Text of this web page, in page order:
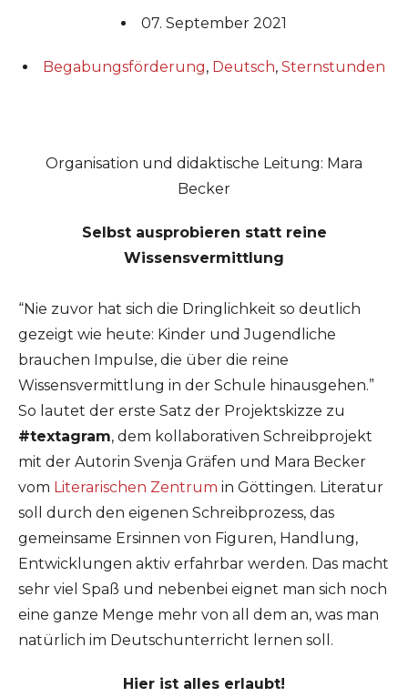
07. September 2021
Begabungsförderung, Deutsch, Sternstunden
Organisation und didaktische Leitung: Mara
Becker
Selbst ausprobieren statt reine
Wissensvermittlung
“Nie zuvor hat sich die Dringlichkeit so deutlich
gezeigt wie heute: Kinder und Jugendliche
brauchen Impulse, die über die reine
Wissensvermittlung in der Schule hinausgehen.”
So lautet der erste Satz der Projektskizze zu
#textagram, dem kollaborativen Schreibprojekt
mit der Autorin Svenja Gräfen und Mara Becker
vom Literarischen Zentrum in Göttingen. Literatur
soll durch den eigenen Schreibprozess, das
gemeinsame Ersinnen von Figuren, Handlung,
Entwicklungen aktiv erfahrbar werden. Das macht
sehr viel Spaß und nebenbei eignet man sich noch
eine ganze Menge mehr von all dem an, was man
natürlich im Deutschunterricht lernen soll.
Hier ist alles erlaubt!